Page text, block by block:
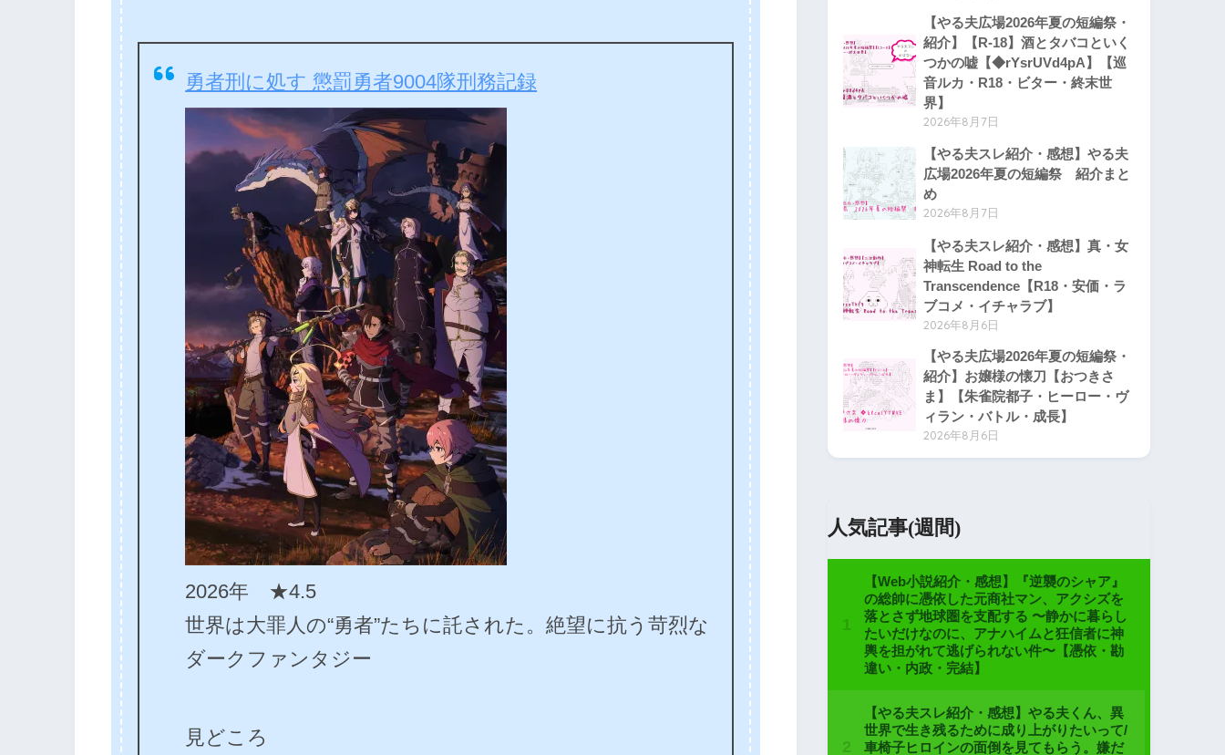
勇者刑に処す 懲罰勇者9004隊刑務記録
2026年 ★4.5
世界は大罪人の“勇者”たちに託された。絶望に抗う苛烈な
ダークファンタジー
見どころ
【やる夫広場2026年夏の短編祭・
紹介】【R-18】酒とタバコといく
つかの嘘【◆rYsrUVd4pA】【巡
音ルカ・R18・ビター・終末世
界】
2026年8月7日
【やる夫スレ紹介・感想】やる夫
広場2026年夏の短編祭 紹介まと
め
2026年8月7日
【やる夫スレ紹介・感想】真・女
神転生 Road to the
Transcendence【R18・安価・ラ
ブコメ・イチャラブ】
2026年8月6日
【やる夫広場2026年夏の短編祭・
紹介】お嬢様の懐刀【おつきさ
ま】【朱雀院都子・ヒーロー・ヴ
ィラン・バトル・成長】
2026年8月6日
人気記事(週間)